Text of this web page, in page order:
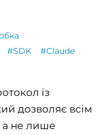
#SDK
#Claude
із
дозволяє всім
а не лише